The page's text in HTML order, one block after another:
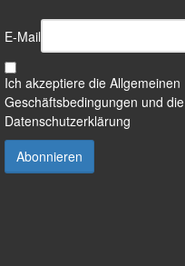
E-Mail
Ich akzeptiere die Allgemeinen
Geschäftsbedingungen und die
Datenschutzerklärung